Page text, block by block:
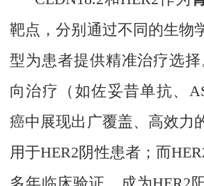
靶点，分别通过不同的生物
型为患者提供精准治疗选择
向治疗（如佐妥昔单抗、
癌中展现出广覆盖、高效力
用于HER2阴性患者；而